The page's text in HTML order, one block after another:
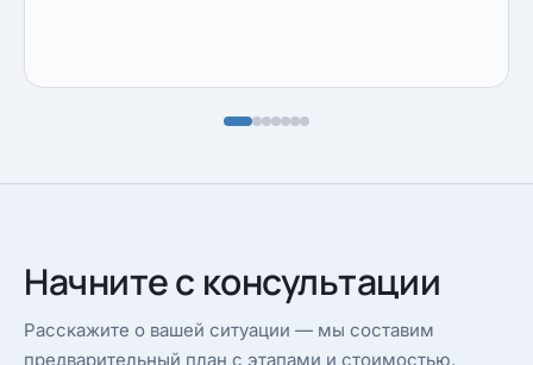
Начните с консультации
Расскажите о вашей ситуации — мы составим
предварительный план с этапами и стоимостью.